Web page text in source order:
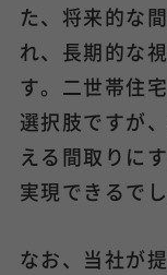
た、将来的な
れ、長期的な
す。二世帯住
選択肢ですが
える間取りに
実現できるでし
なお、当社が